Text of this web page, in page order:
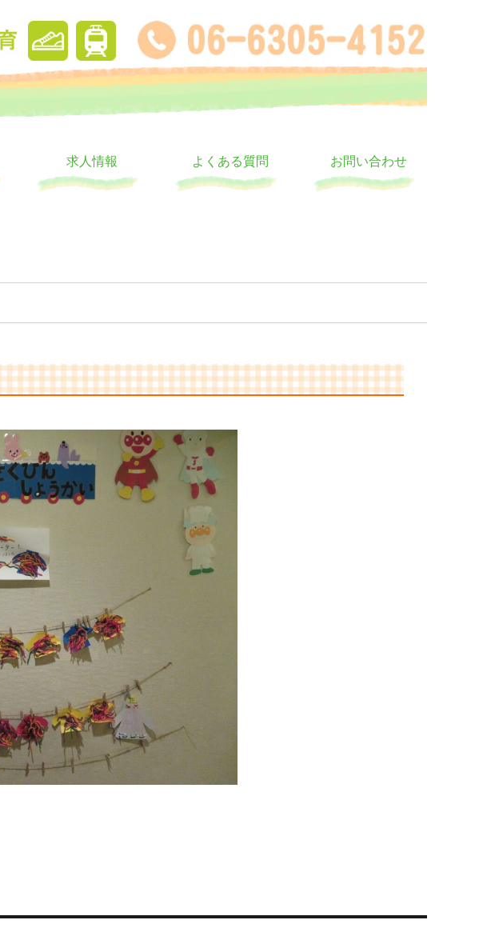
求人情報 よくある質問 お問い合わせ